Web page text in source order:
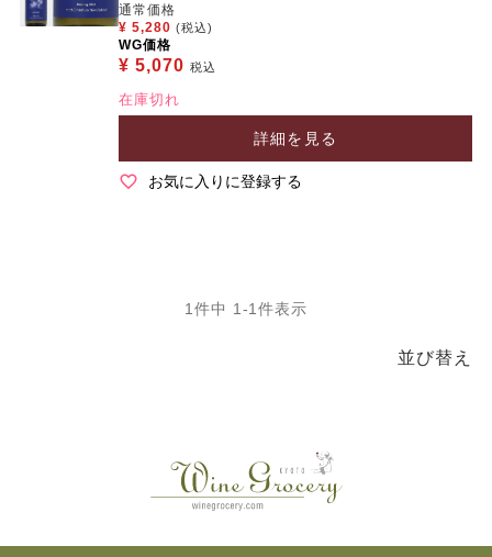
通常価格
¥ 5,280 (税込)
WG価格
¥ 5,070 税込
在庫切れ
詳細を見る
お気に入りに登録する
並び替え
1 件中 1 -1件表示